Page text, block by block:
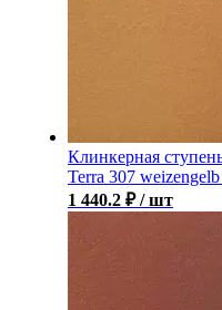
Клинкерная
Terra 307
1 440.2 ₽ / шт